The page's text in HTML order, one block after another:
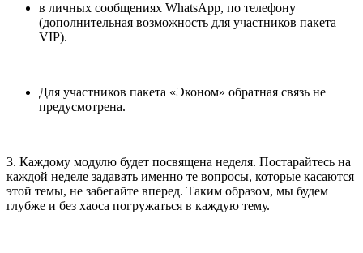
в личных сообщениях WhatsApp, по телефону
(дополнительная возможность для участников пакета
VIP).
Для участников пакета «Эконом» обратная связь не
предусмотрена.
3. Каждому модулю будет посвящена неделя. Постарайтесь на
каждой неделе задавать именно те вопросы, которые касаются
этой темы, не забегайте вперед. Таким образом, мы будем
глубже и без хаоса погружаться в каждую тему.